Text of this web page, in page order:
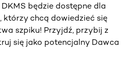
będzie dostępne dla
chcą dowiedzieć się
szpiku! Przyjdź, przybij z
się jako potencjalny Dawca